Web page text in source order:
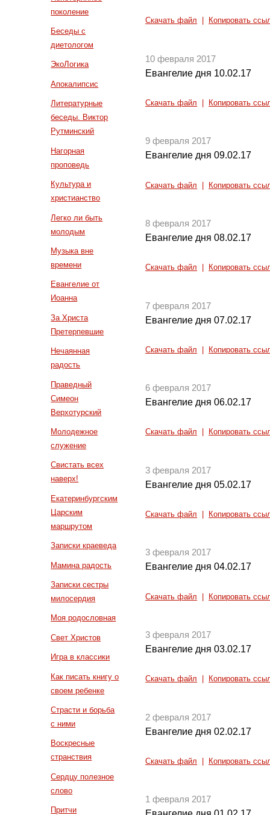
поколение
Беседы с
диетологом
ЭкоЛогика
Апокалипсис
Литературные
беседы. Виктор
Рутминский
Нагорная
проповедь
Культура и
христианство
Легко ли быть
молодым
Музыка вне
времени
Евангелие от
Иоанна
За Христа
Претерпевшие
Нечаянная
радость
Праведный
Симеон
Верхотурский
Молодежное
служение
Свистать всех
наверх!
Екатеринбургским
Царским
маршрутом
Записки краеведа
Мамина радость
Записки сестры
милосердия
Моя родословная
Свет Христов
Игра в классики
Как писать книгу о
своем ребенке
Страсти и борьба
с ними
Воскресные
странствия
Сердцу полезное
слово
Притчи
Скачать файл Копировать
10 февраля 2017
Евангелие дня 10.02.17
Скачать файл Копировать
9 февраля 2017
Евангелие дня 09.02.17
Скачать файл Копировать
8 февраля 2017
Евангелие дня 08.02.17
Скачать файл Копировать
7 февраля 2017
Евангелие дня 07.02.17
Скачать файл Копировать
6 февраля 2017
Евангелие дня 06.02.17
Скачать файл Копировать
3 февраля 2017
Евангелие дня 05.02.17
Скачать файл Копировать
3 февраля 2017
Евангелие дня 04.02.17
Скачать файл Копировать
3 февраля 2017
Евангелие дня 03.02.17
Скачать файл Копировать
2 февраля 2017
Евангелие дня 02.02.17
Скачать файл Копировать
1 февраля 2017